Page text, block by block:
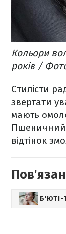
Кольори
років /
Стилісти
звертати
мають
Пшеничний
відтінок
Б'ЮТІ-